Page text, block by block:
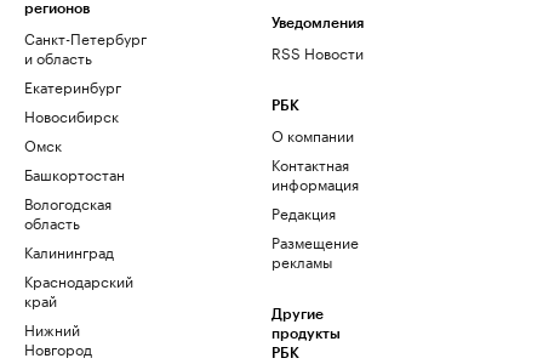
регионов
Санкт-Петербург
и область
Екатеринбург
Новосибирск
Омск
Башкортостан
Вологодская
область
Калининград
Краснодарский
край
Нижний
Новгород
Уведомления
RSS Новости
РБК
О компании
Контактная
информация
Редакция
Размещение
рекламы
Другие
продукты
РБК